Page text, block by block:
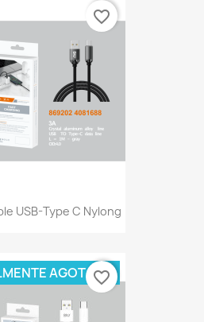
USB-Type C Nylong
favorite_border
AGOTADO
favorite_border